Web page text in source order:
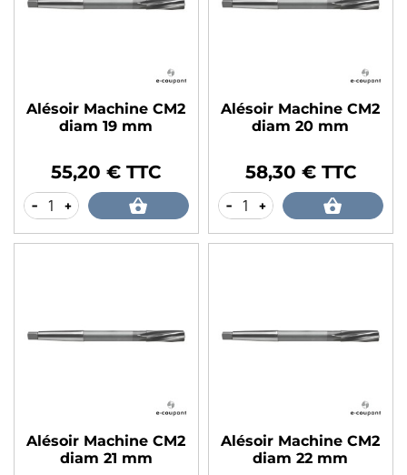
Alésoir Machine CM2
diam 19 mm
Prix55,20 € TTC
- +
Alésoir Machine CM2
diam 20 mm
Prix58,30 € TTC
- +
Alésoir Machine CM2
diam 21 mm
Alésoir Machine CM2
diam 22 mm